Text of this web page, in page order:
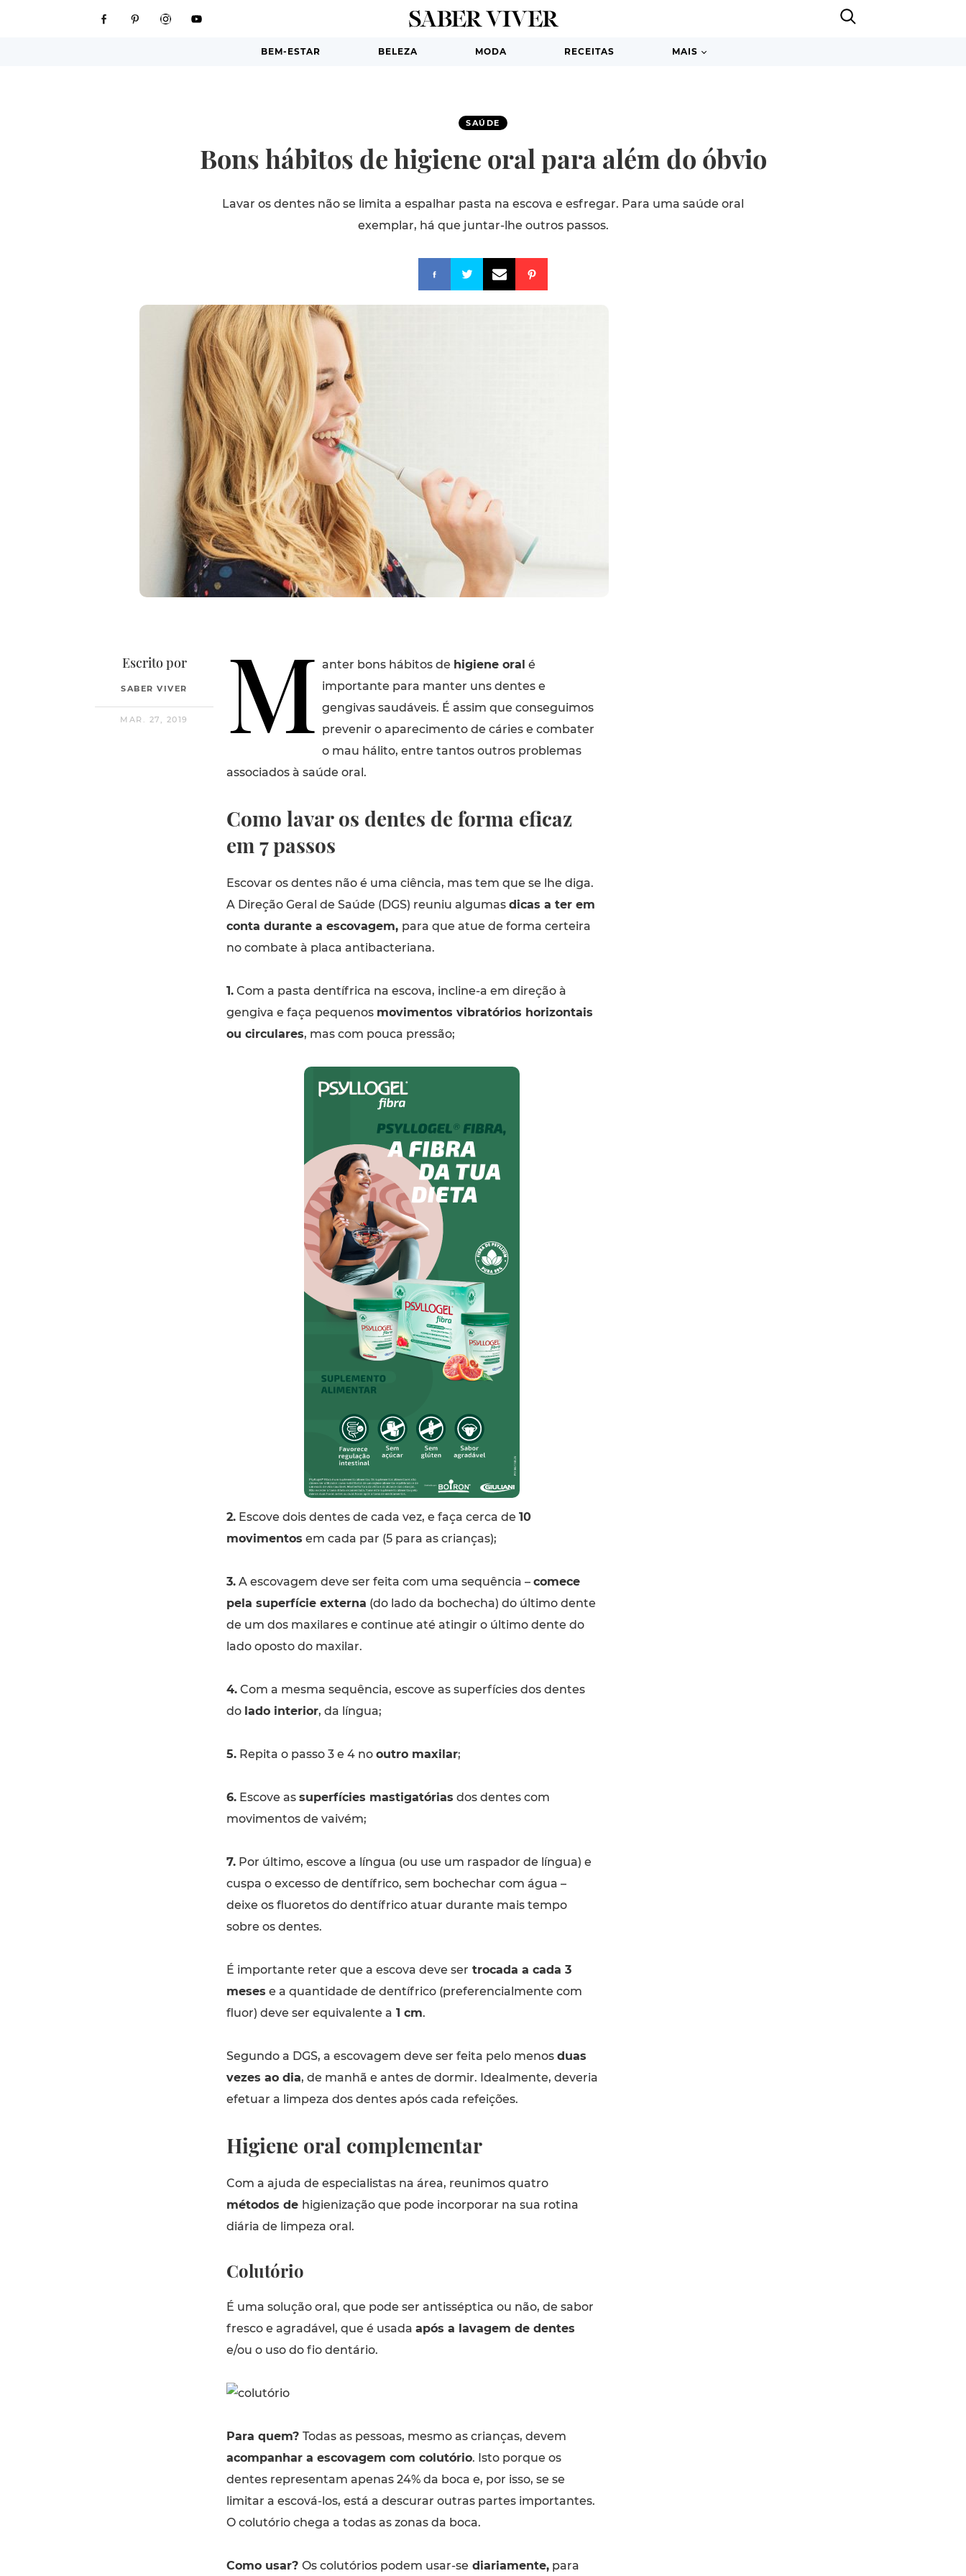
BEM-ESTAR BELEZA MODA RECEITAS MAIS
SAÚDE
Bons hábitos de higiene oral para além do óbvio
Lavar os dentes não se limita a espalhar pasta na escova e esfregar. Para uma saúde oral
exemplar, há que juntar-lhe outros passos.
Escrito por
SABER VIVER
MAR. 27, 2019 M anter bons hábitos de higiene oral é
importante para manter uns dentes e
gengivas saudáveis. É assim que conseguimos
prevenir o aparecimento de cáries e combater
o mau hálito, entre tantos outros problemas
associados à saúde oral.
Como lavar os dentes de forma eficaz
em 7 passos
Escovar os dentes não é uma ciência, mas tem que se lhe diga.
A Direção Geral de Saúde (DGS) reuniu algumas dicas a ter em
conta durante a escovagem, para que atue de forma certeira
no combate à placa antibacteriana.
1.Com a pasta dentífrica na escova, incline-a em direção à
gengiva e faça pequenos movimentos vibratórios horizontais
ou circulares, mas com pouca pressão;
2.Escove dois dentes de cada vez, e faça cerca de 10
movimentos em cada par (5 para as crianças);
3.A escovagem deve ser feita com uma sequência – comece
pela superfície externa (do lado da bochecha) do último dente
de um dos maxilares e continue até atingir o último dente do
lado oposto do maxilar.
4.Com a mesma sequência, escove as superfícies dos dentes
do lado interior, da língua;
5.Repita o passo 3 e 4 no outro maxilar;
6.Escove as superfícies mastigatórias dos dentes com
movimentos de vaivém;
7.Por último, escove a língua (ou use um raspador de língua) e
cuspa o excesso de dentífrico, sem bochechar com água –
deixe os fluoretos do dentífrico atuar durante mais tempo
sobre os dentes.
É importante reter que a escova deve ser trocada a cada 3
meses e a quantidade de dentífrico (preferencialmente com
fluor) deve ser equivalente a 1 cm.
Segundo a DGS, a escovagem deve ser feita pelo menos duas
vezes ao dia, de manhã e antes de dormir. Idealmente, deveria
efetuar a limpeza dos dentes após cada refeições.
Higiene oral complementar
Com a ajuda de especialistas na área, reunimos quatro
métodos de higienizaçãoque pode incorporar na sua rotina
diária de limpeza oral.
Colutório
É uma solução oral, que pode ser antisséptica ou não, de sabor
fresco e agradável, que é usada após a lavagem de dentes
e/ou o uso do fio dentário.
Para quem? Todas as pessoas, mesmo as crianças, devem
acompanhar a escovagem com colutório. Isto porque os
dentes representam apenas 24% da boca e, por isso, se se
limitar a escová-los, está a descurar outras partes importantes.
O colutório chega a todas as zonas da boca.
Como usar? Os colutórios podem usar-se diariamente,para